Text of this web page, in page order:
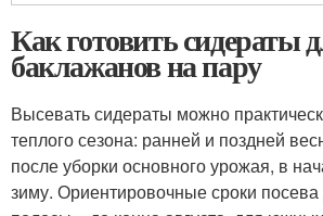
Как готовить сидераты
баклажанов на пару
Высевать сидераты можно
теплого сезона: ранней и поздней
после уборки основного урожая, в
зиму. Ориентировочные сроки